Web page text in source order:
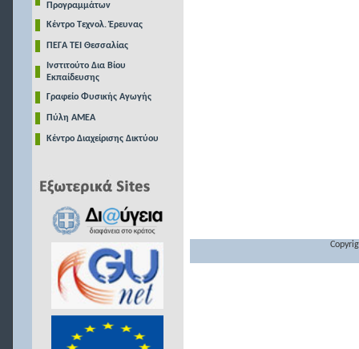
Προγραμμάτων
Κέντρο Τεχνολ. Έρευνας
ΠΕΓΑ ΤΕΙ Θεσσαλίας
Ινστιτούτο Δια Βίου
Εκπαίδευσης
Γραφείο Φυσικής Αγωγής
Πύλη ΑΜΕΑ
Κέντρο Διαχείρισης Δικτύου